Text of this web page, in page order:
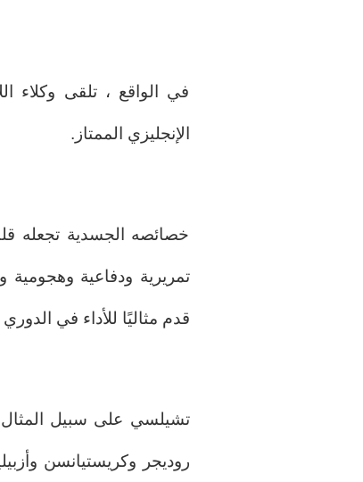
في الواقع ، تلقى وكلاء
الإنجليزي الممتاز.
خصائصه الجسدية تجعله
تمريرية ودفاعية
قدم مثاليًا للأداء في الدوري
تشيلسي على سبيل المثال
روديجر وكريستيانسن